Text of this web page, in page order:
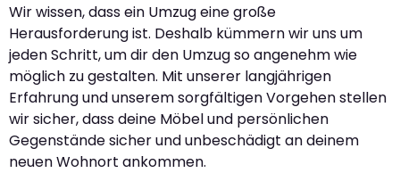
Wir wissen, dass ein Umzug eine große
Herausforderung ist. Deshalb kümmern wir uns um
jeden Schritt, um dir den Umzug so angenehm wie
möglich zu gestalten. Mit unserer langjährigen
Erfahrung und unserem sorgfältigen Vorgehen stellen
wir sicher, dass deine Möbel und persönlichen
Gegenstände sicher und unbeschädigt an deinem
neuen Wohnort ankommen.